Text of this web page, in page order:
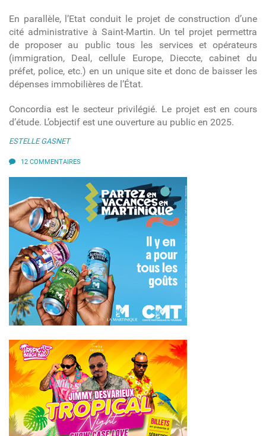
En parallèle, l’Etat conduit le projet de construction d’une
cité administrative à Saint-Martin. Un tel projet permettra
de proposer au public tous les services et opérateurs
(immigration, Deal, cellule Europe, Dieccte, cabinet du
préfet, police, etc.) en un unique site et donc de baisser les
dépenses immobilières de l’État.
Concordia est le secteur privilégié. Le projet est en cours
d’étude. L’objectif est une ouverture au public en 2025.
ESTELLE GASNET
12 COMMENTAIRES